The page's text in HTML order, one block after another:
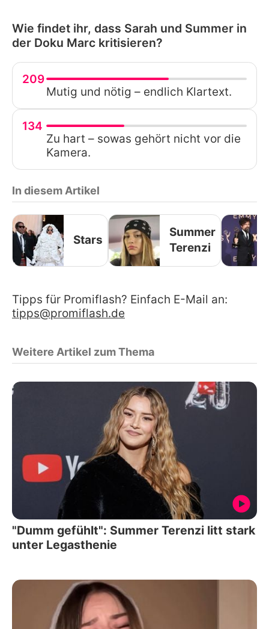
Wie findet ihr, dass Sarah und Summer in
der Doku Marc kritisieren?
209
Mutig und nötig – endlich Klartext.
134
Zu hart – sowas gehört nicht vor die
Kamera.
In diesem Artikel
Stars
Summer
Terenzi
Tipps für Promiflash? Einfach E-Mail an:
tipps@promiflash.de
Weitere Artikel zum Thema
"Dumm gefühlt": Summer Terenzi litt stark
unter Legasthenie